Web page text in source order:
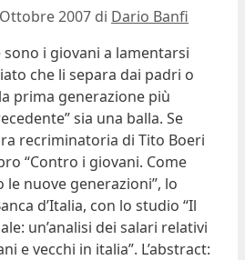
2007 di Dario Banfi
sono i giovani a lamentarsi
che li separa dai padri o
prima generazione più
sia una balla. Se
recriminatoria di Tito Boeri
“Contro i giovani. Come
le nuove generazioni”, lo
d’Italia, con lo studio “Il
un’analisi dei salari relativi
e vecchi in italia”. L’abstract: